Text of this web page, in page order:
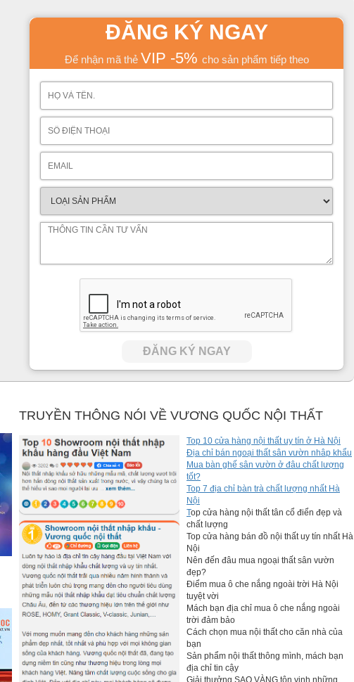
ĐĂNG KÝ NGAY
Để nhận mã thẻ VIP -5% cho sản phẩm tiếp theo
ĐĂNG KÝ NGAY
TRUYỀN THÔNG NÓI VỀ VƯƠNG QUỐC NỘI THẤT
Top 10 cửa hàng nội thất uy tín ở Hà Nội
Địa chỉ bán ngoại thất sân vườn nhâp khẩu
Mua bàn ghế sân vườn ở đâu chất lượng
tốt?
Top 7 địa chỉ bàn trà chất lượng nhất Hà
Nội
Top cửa hàng nội thất tân cổ điển đẹp và
chất lượng
Top cửa hàng bán đồ nội thất uy tín nhất Hà
Nội
Nên đến đâu mua ngoại thất sân vườn
đẹp?
Điểm mua ô che nắng ngoài trời Hà Nội
tuyệt vời
Mách bạn địa chỉ mua ô che nắng ngoài
trời đảm bảo
Cách chọn mua nội thất cho căn nhà của
bạn
Sản phẩm nội thất thông mình, mách bạn
địa chỉ tin cậy
Giải thưởng SAO VÀNG tôn vinh những